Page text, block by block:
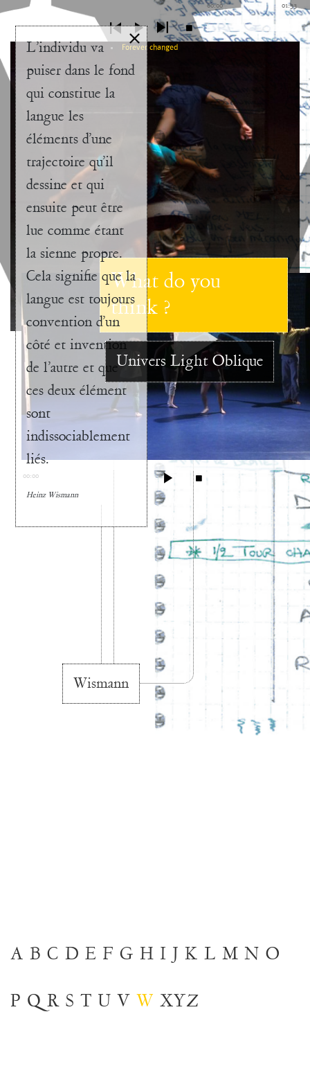
00:00 01:33
Forever changed
What do you
think ?
Wismann
L’individu va
puiser dans le fond
qui constitue la
langue les
éléments d’une
trajectoire qu’il
dessine et qui
ensuite peut être
lue comme étant
la sienne propre.
Cela signifie que la
langue est toujours
convention d’un
côté et invention
de l’autre et que
ces deux élément
sont
indissociablement
liés.
Heinz Wismann
00:00
Univers Light Oblique
A B C D E F G H I J K L M N O
P Q R S T U V W XYZ